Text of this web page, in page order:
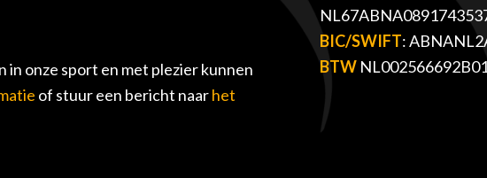
in onze sport en met plezier kunnen
of stuur een bericht naarhet
BIC/SWIFT:
BTW